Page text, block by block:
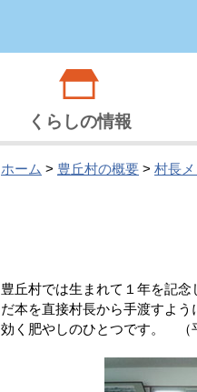
くらしの情報
ホーム > 豊丘村の概要 > 村長
豊丘村では生まれて１年を記
だ本を直接村長から手渡すよ
効く肥やしのひとつです。 （